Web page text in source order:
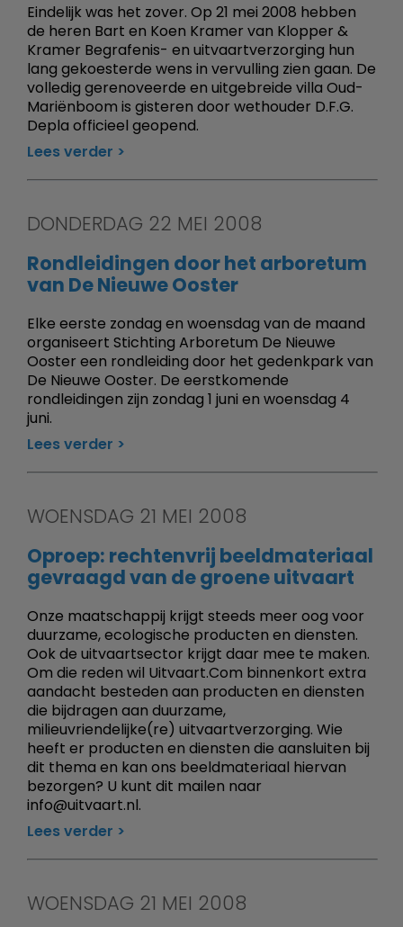
Eindelijk was het zover. Op 21 mei 2008 hebben
de heren Bart en Koen Kramer van Klopper &
Kramer Begrafenis- en uitvaartverzorging hun
lang gekoesterde wens in vervulling zien gaan. De
volledig gerenoveerde en uitgebreide villa Oud-
Mariënboom is gisteren door wethouder D.F.G.
Depla officieel geopend.
Lees verder
DONDERDAG 22 MEI 2008
Rondleidingen door het arboretum
van De Nieuwe Ooster
Elke eerste zondag en woensdag van de maand
organiseert Stichting Arboretum De Nieuwe
Ooster een rondleiding door het gedenkpark van
De Nieuwe Ooster. De eerstkomende
rondleidingen zijn zondag 1 juni en woensdag 4
juni.
Lees verder
WOENSDAG 21 MEI 2008
Oproep: rechtenvrij beeldmateriaal
gevraagd van de groene uitvaart
Onze maatschappij krijgt steeds meer oog voor
duurzame, ecologische producten en diensten.
Ook de uitvaartsector krijgt daar mee te maken.
Om die reden wil Uitvaart.Com binnenkort extra
aandacht besteden aan producten en diensten
die bijdragen aan duurzame,
milieuvriendelijke(re) uitvaartverzorging. Wie
heeft er producten en diensten die aansluiten bij
dit thema en kan ons beeldmateriaal hiervan
bezorgen? U kunt dit mailen naar
info@uitvaart.nl.
Lees verder
WOENSDAG 21 MEI 2008